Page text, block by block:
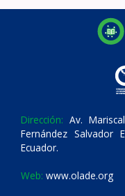
Dirección: Av.
Fernández
Ecuador.
Web: www.olade.org